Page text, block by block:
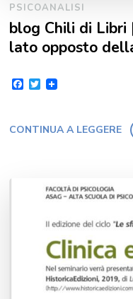
PSICOANALISI
blog Chili di Libri
lato opposto
Facebook
Twitter
CONTINUA A LEGGERE